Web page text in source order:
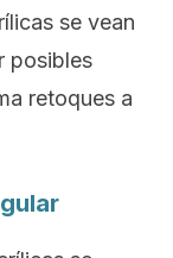
se vean
posibles
retoques a